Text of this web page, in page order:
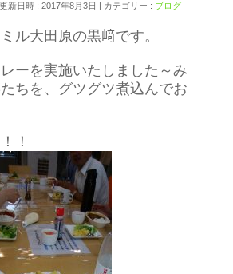
新日時 : 2017年8月3日 カテゴリー : ブログ
ル大田原の黒﨑です。
ーを実施いたしました～み
ちを、グツグツ煮込んでお
！